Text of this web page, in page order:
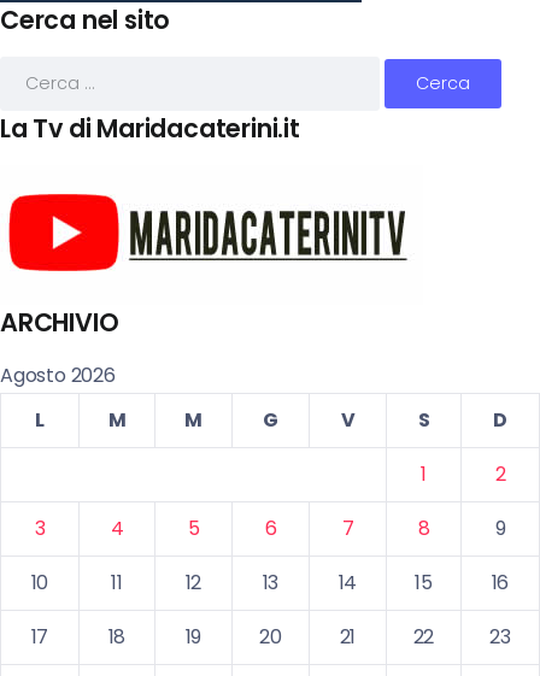
Cerca nel sito
La Tv di Maridacaterini.it
ARCHIVIO
Agosto 2026
L
M M G V S
D
1
2
3
4 5 6 7 8
9
10
11 12 13 14 15
16
17
18 19 20 21 22
23